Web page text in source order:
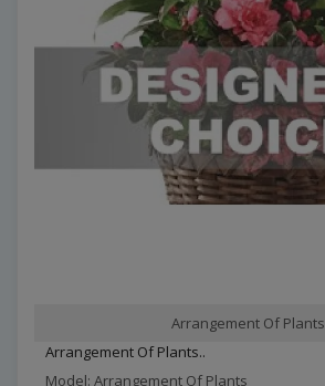
Arrangement Of Plants
Arrangement Of Plants..
Model: Arrangement Of Plants